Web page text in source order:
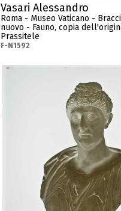
Vasari Alessandro
Roma - Museo Vaticano -
nuovo - Fauno, copia
Prassitele
F-N1592